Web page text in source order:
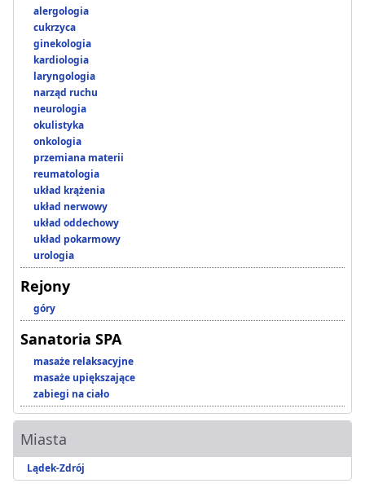
alergologia
cukrzyca
ginekologia
kardiologia
laryngologia
narząd ruchu
neurologia
okulistyka
onkologia
przemiana materii
reumatologia
układ krążenia
układ nerwowy
układ oddechowy
układ pokarmowy
urologia
Rejony
góry
Sanatoria SPA
masaże relaksacyjne
masaże upiększające
zabiegi na ciało
Miasta
Lądek-Zdrój